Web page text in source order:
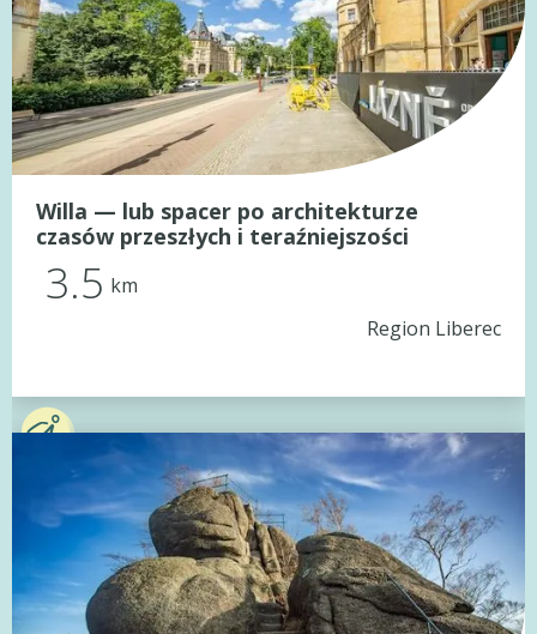
Willa — lub spacer po architekturze
czasów przeszłych i teraźniejszości
3.5 km
Region Liberec